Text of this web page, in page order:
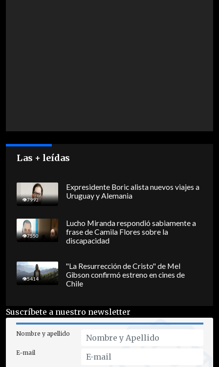
Las + leídas
7993
Expresidente Boric alista nuevos viajes a
Uruguay y Alemania
7550
Lucho Miranda respondió sabiamente a
frase de Camila Flores sobre la
discapacidad
5414
"La Resurrección de Cristo" de Mel
Gibson confirmó estreno en cines de
Chile
Suscríbete a nuestro newsletter
Nombre y apellido
E-mail